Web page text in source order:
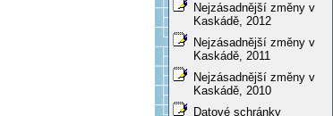
Nejzásadnější změny v
Kaskádě, 2012
Nejzásadnější změny v
Kaskádě, 2011
Nejzásadnější změny v
Kaskádě, 2010
Datové schránky